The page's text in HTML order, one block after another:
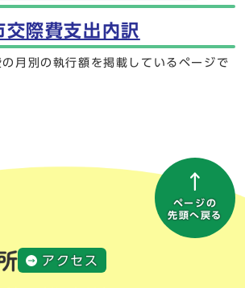
際費支出内訳
月別の執行額を掲載しているページで
ページの
先頭へ戻る
アクセス